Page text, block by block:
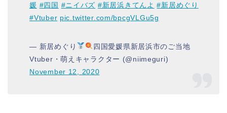
媛 #四国 #ニイバズ #新居浜きてんよ #新居めぐり
#Vtuber pic.twitter.com/bpcgVLGu5g
— 新居めぐり
四国愛媛県新居浜市のご当地
Vtuber・萌えキャラクター (@niimeguri)
November 12, 2020